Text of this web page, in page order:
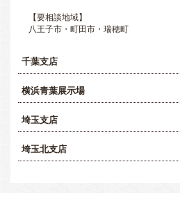
【要相談地域】
八王子市・町田市・瑞穂町
千葉支店
横浜青葉展示場
埼玉支店
埼玉北支店